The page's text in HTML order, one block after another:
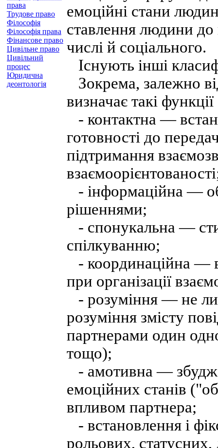
права
Трудове право
Філософія
Філософія права
Фінансове право
Цивільне право
Цивільний
процес
Юридична
деонтологія
емоційні стани
ставлення людини
числі й соціального.
Існують інші
Зокрема, залежно
визначає такі
- контактна —
готовності до
підтримання
- інформаційна —
рішеннями;
- спонукальна —
спілкуванню;
- координаційна —
при організації
- розуміння — не
розуміння змісту
партнерами один
тощо);
- амотивна —
емоційних станів
впливом партнера;
- встановлення і
рольових, статусних,